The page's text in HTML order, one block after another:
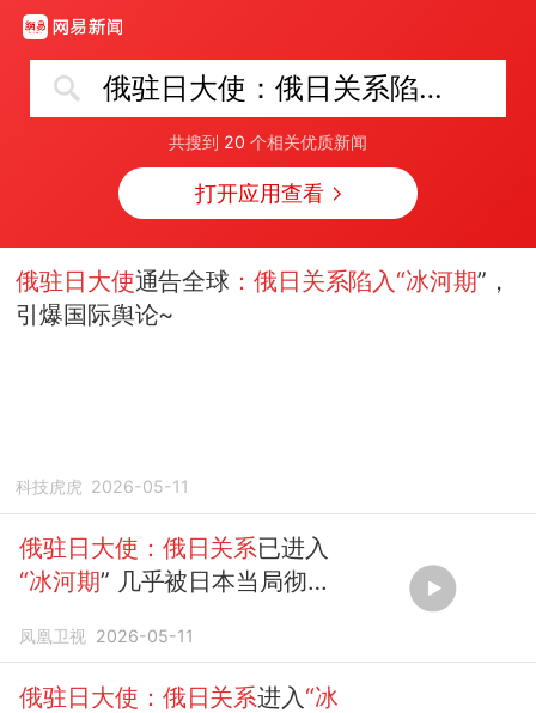
俄驻日大使：俄日关系陷入“冰河期”
共搜到 20 个相关优质新闻
打开应用查看
俄驻日大使通告全球 ：俄日关系陷入“冰河期”，
引爆国际舆论~
科技虎虎 2026-05-11
俄驻日大使：俄日关系已进入
“冰河期” 几乎被日本当局彻底
凤凰卫视 2026-05-11
俄驻日大使：俄日关系进入 “冰